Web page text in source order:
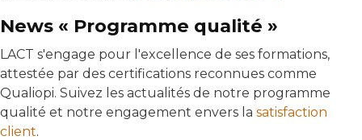
News « Programme qualité »
LACT s'engage pour l'excellence de ses formations,
attestée par des certifications reconnues comme
Qualiopi. Suivez les actualités de notre programme
qualité et notre engagement envers la satisfaction
client.